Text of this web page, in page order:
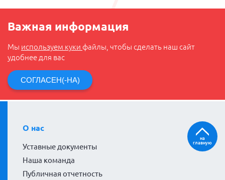
Важная информация
Мы используем куки файлы, чтобы сделать наш сайт
удобнее для вас
СОГЛАСЕН(-НА)
О нас
Уставные документы
Наша команда
Публичная отчетность
на
главную